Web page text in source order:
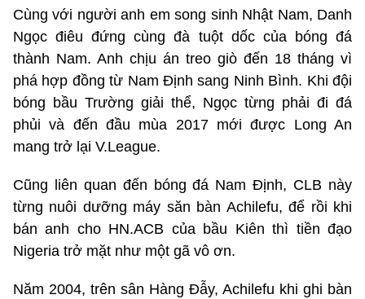
Cùng với người anh em song sinh Nhật Nam, Danh
Ngọc điêu đứng cùng đà tuột dốc của bóng đá
thành Nam. Anh chịu án treo giò đến 18 tháng vì
phá hợp đồng từ Nam Định sang Ninh Bình. Khi đội
bóng bầu Trường giải thể, Ngọc từng phải đi đá
phủi và đến đầu mùa 2017 mới được Long An
mang trở lại V.League.
Cũng liên quan đến bóng đá Nam Định, CLB này
từng nuôi dưỡng máy săn bàn Achilefu, để rồi khi
bán anh cho HN.ACB của bầu Kiên thì tiền đạo
Nigeria trở mặt như một gã vô ơn.
Năm 2004, trên sân Hàng Đẫy, Achilefu khi ghi bàn